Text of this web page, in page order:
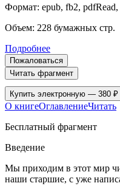
Формат: epub, fb2,
Объем: 228 бумажных стр.
Подробнее
Пожаловаться
Читать фрагмент
Купить электронную — 380 ₽
О книгеОглавлениеЧитать
Бесплатный фрагмент
Введение
Мы приходим в этот мир
наши старшие, с уже